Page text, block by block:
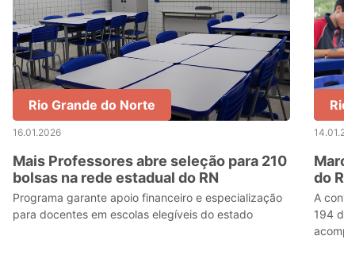
Rio Grande do Norte
16.01.2026
Mais Professores abre seleção para 210
bolsas na rede estadual do RN
Programa garante apoio financeiro e especialização
para docentes em escolas elegíveis do estado
do
A
194